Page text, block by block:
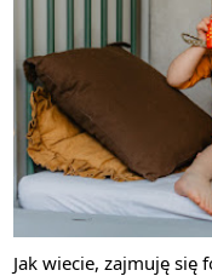
Jak wiecie, zajmuję